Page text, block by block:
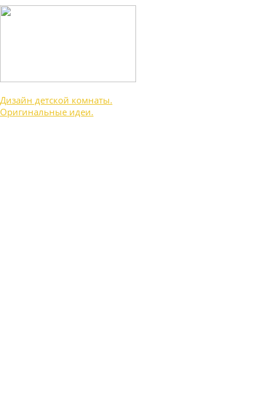
Дизайн детской комнаты.
Оригинальные идеи.